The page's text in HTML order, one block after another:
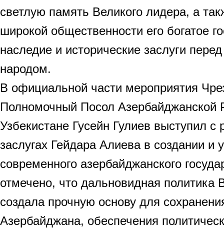
светлую память Великого лидера, а
широкой общественности его богатое
наследие и исторические заслуги
народом.
В официальной части мероприятия
Полномочный Посол Азербайджанской
Узбекистане Гусейн Гулиев выступил
заслугах Гейдара Алиева в создании и
современного азербайджанского
отмечено, что дальновидная политика
создала прочную основу для
Азербайджана, обеспечения